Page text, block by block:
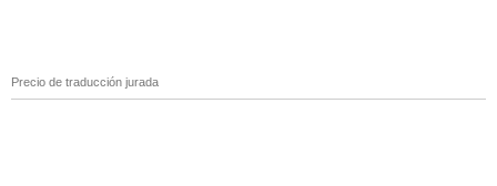
Precio de traducción jurada